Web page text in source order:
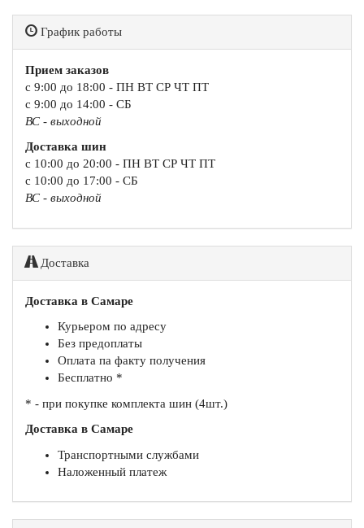
График работы
Прием заказов
с 9:00 до 18:00 - ПН ВТ СР ЧТ ПТ
с 9:00 до 14:00 - СБ
ВС - выходной
Доставка шин
с 10:00 до 20:00 - ПН ВТ СР ЧТ ПТ
с 10:00 до 17:00 - СБ
ВС - выходной
Доставка
Доставка в Самаре
Курьером по адресу
Без предоплаты
Оплата па факту получения
Бесплатно *
* - при покупке комплекта шин (4шт.)
Доставка в Самаре
Транспортными службами
Наложенный платеж